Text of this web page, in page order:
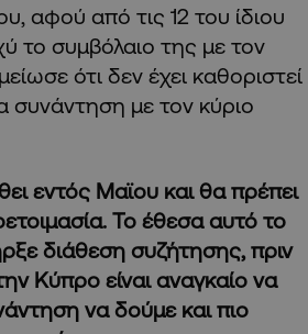
αφού από τις 12 του ίδιου
το συμβόλαιο της με τον
ότι δεν έχει καθοριστεί
συνάντηση με τον κύριο
εντός Μαϊου και θα πρέπει
Το έθεσα αυτό το
διάθεση συζήτησης, πριν
Κύπρο είναι αναγκαίο να
να δούμε και πιο